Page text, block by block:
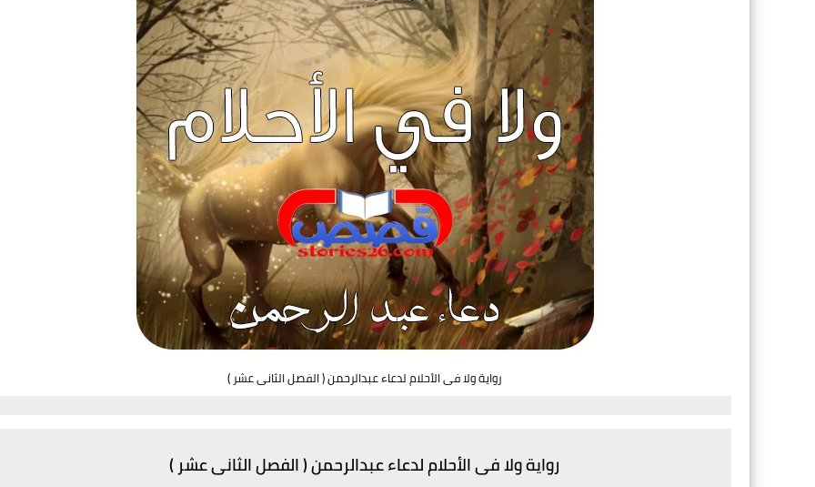
رواية ولا فى الأحلام لدعاء عبدالرحمن ( الفصل الثانى عشر )
رواية ولا فى الأحلام لدعاء عبدالرحمن ( الفصل الثانى عشر )